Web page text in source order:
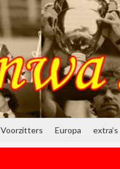
Voorzitters Europa extra’s